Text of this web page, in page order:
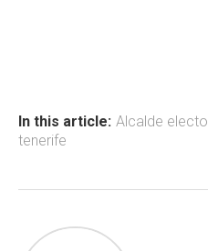
ok p
tir
In this article: Alcalde electo
tenerife